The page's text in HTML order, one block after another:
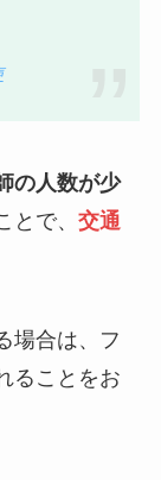
の人数が少
で、 交通
場合は、フ
ることをお